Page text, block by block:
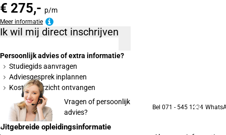
€ 275,- p/m
Meer informatie
Ik wil mij direct inschrijven
Persoonlijk advies of extra informatie?
Studiegids aanvragen
Adviesgesprek inplannen
Kostenoverzicht ontvangen
Vragen of persoonlijk
advies?
Bel 071 - 545 1234
Uitgebreide opleidingsinformatie